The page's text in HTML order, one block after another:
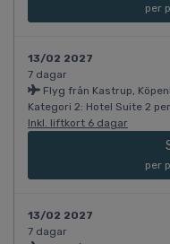
per
13/02 2027
7 dagar
Flyg från Kastrup,
Kategori 2: Hotel Suite 2
Inkl. liftkort 6 dagar
per
13/02 2027
7 dagar